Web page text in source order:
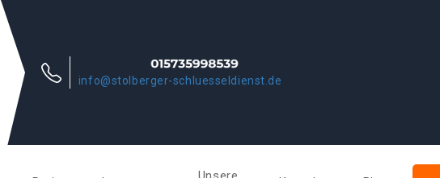
info@stolberger-schluesseldienst.de